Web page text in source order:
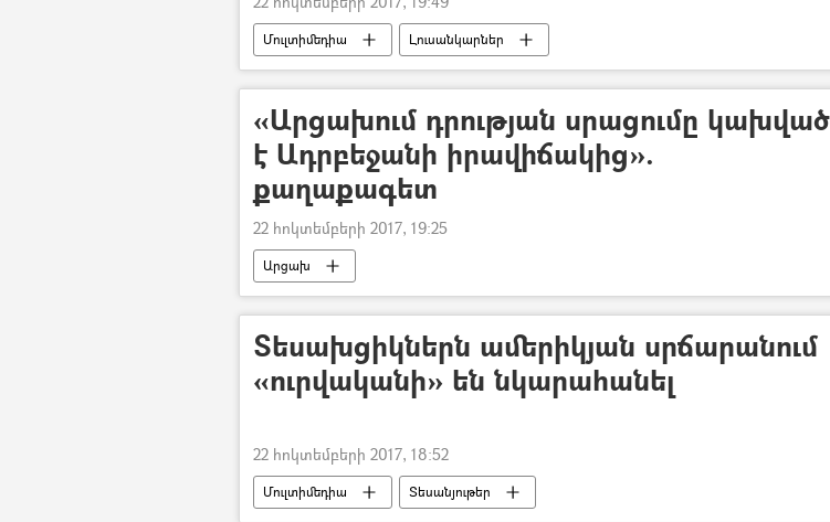
Մուլտիմեդիա Լուսանկարներ
«Արցախում դրության սրացումը կախված
է Ադրբեջանի իրավիճակից».
քաղաքագետ
22 հոկտեմբերի 2017, 19:25
Արցախ
Տեսախցիկներն ամերիկյան սրճարանում
«ուրվականի» են նկարահանել
22 հոկտեմբերի 2017, 18:52
Մուլտիմեդիա Տեսանյութեր